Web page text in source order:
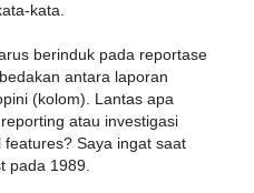
kata.
berinduk pada reportase
antara laporan
(kolom). Lantas apa
atau investigasi
Saya ingat saat
pada 1989.